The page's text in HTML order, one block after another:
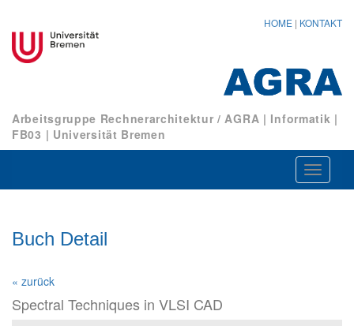
HOME | KONTAKT
Arbeitsgruppe Rechnerarchitektur / AGRA | Informatik |
FB03 | Universität Bremen
ein-/
Buch Detail
« zurück
Spectral Techniques in VLSI CAD